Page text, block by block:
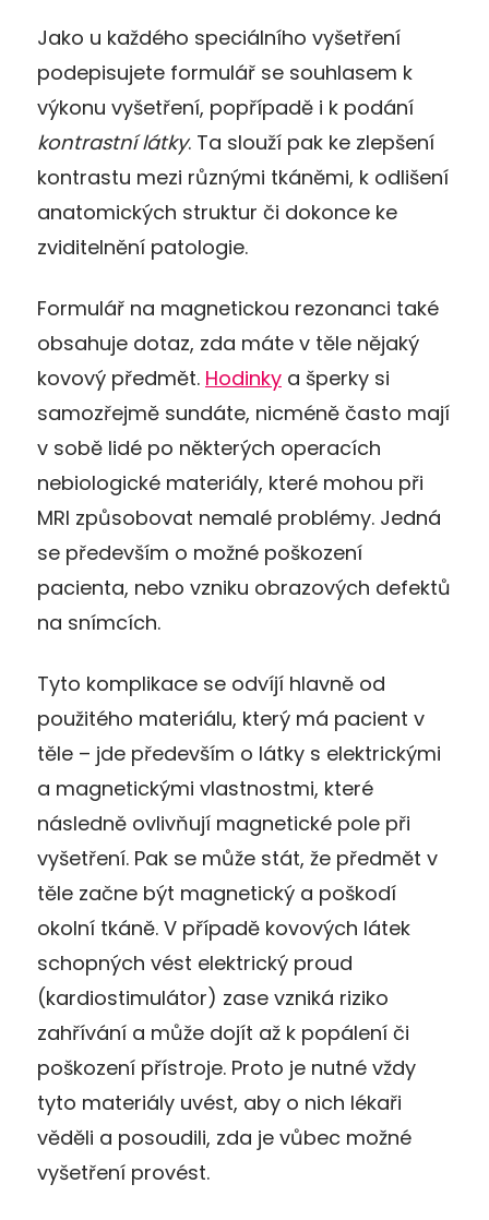
Jako u každého speciálního vyšetření
podepisujete formulář se souhlasem k
výkonu vyšetření, popřípadě i k podání
kontrastní látky. Ta slouží pak ke zlepšení
kontrastu mezi různými tkáněmi, k odlišení
anatomických struktur či dokonce ke
zviditelnění patologie.
Formulář na magnetickou rezonanci také
obsahuje dotaz, zda máte v těle nějaký
kovový předmět. Hodinky a šperky si
samozřejmě sundáte, nicméně často mají
v sobě lidé po některých operacích
nebiologické materiály, které mohou při
MRI způsobovat nemalé problémy. Jedná
se především o možné poškození
pacienta, nebo vzniku obrazových defektů
na snímcích.
Tyto komplikace se odvíjí hlavně od
použitého materiálu, který má pacient v
těle – jde především o látky s elektrickými
a magnetickými vlastnostmi, které
následně ovlivňují magnetické pole při
vyšetření. Pak se může stát, že předmět v
těle začne být magnetický a poškodí
okolní tkáně. V případě kovových látek
schopných vést elektrický proud
(kardiostimulátor) zase vzniká riziko
zahřívání a může dojít až k popálení či
poškození přístroje. Proto je nutné vždy
tyto materiály uvést, aby o nich lékaři
věděli a posoudili, zda je vůbec možné
vyšetření provést.